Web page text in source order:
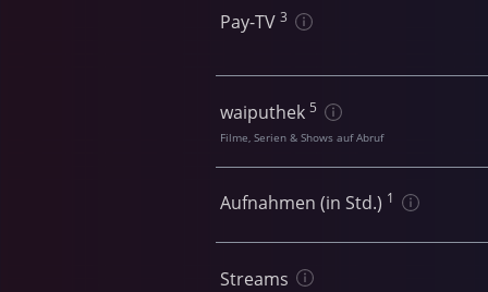
Pay-TV 3
waiputhek 5
Filme, Serien & Shows auf Abruf
Aufnahmen (in Std.) 1
Streams